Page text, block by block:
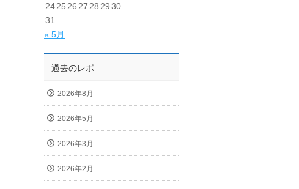
2425 26 27 28 2930
31
« 5月
過去のレポ
2026年8月
2026年5月
2026年3月
2026年2月